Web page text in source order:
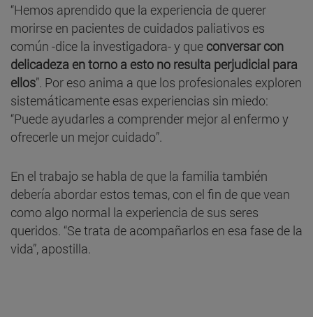
“Hemos aprendido que la experiencia de querer
morirse en pacientes de cuidados paliativos es
común -dice la investigadora- y que conversar con
delicadeza en torno a esto no resulta perjudicial para
ellos”. Por eso anima a que los profesionales exploren
sistemáticamente esas experiencias sin miedo:
“Puede ayudarles a comprender mejor al enfermo y
ofrecerle un mejor cuidado”.
En el trabajo se habla de que la familia también
debería abordar estos temas, con el fin de que vean
como algo normal la experiencia de sus seres
queridos. “Se trata de acompañarlos en esa fase de la
vida”, apostilla.